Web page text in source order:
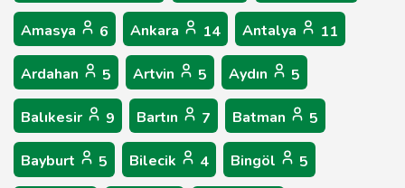
Amasya 6 Ankara 14 Antalya 11
Ardahan 5 Artvin 5 Aydın 5
Balıkesir 9 Bartın 7 Batman 5
Bayburt 5 Bilecik 4 Bingöl 5